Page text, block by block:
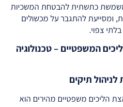
כתשתית להבטחת המשכיות
ומסייעת להתגבר על מכשולים
צפוי.
המשפטיים – טכנולוגיה
לניהול תיקים
הליכים משפטיים מהירים הוא